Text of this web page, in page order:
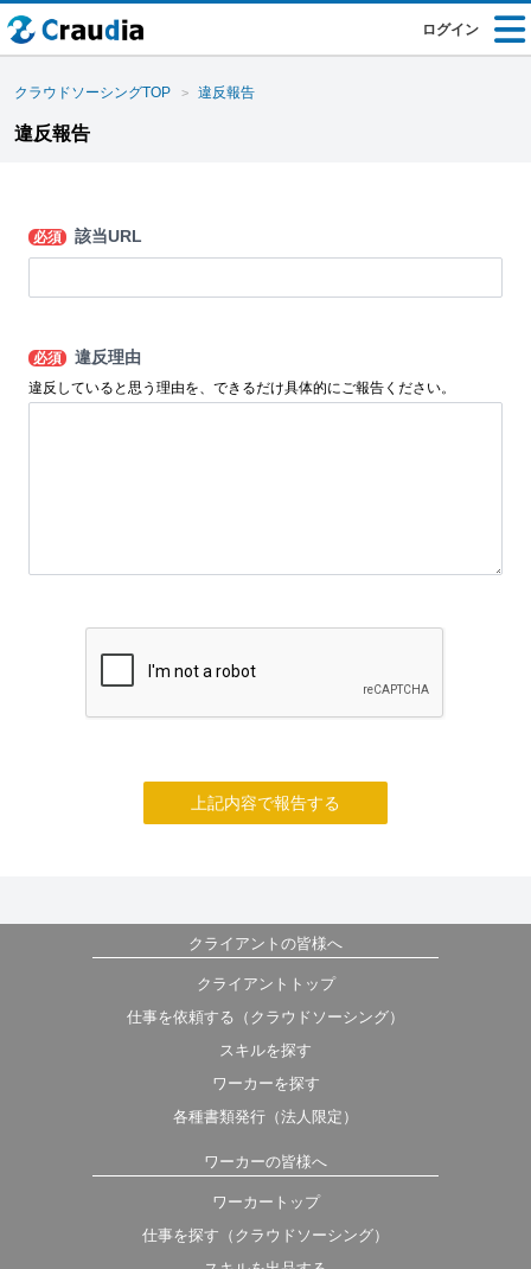
ログイン
クラウドソーシングTOP 違反報告
違反報告
必須 該当URL
必須 違反理由
違反していると思う理由を、できるだけ具体的にご報告ください。
上記内容で報告する
クライアントの皆様へ
クライアントトップ
仕事を依頼する（クラウドソーシング）
スキルを探す
ワーカーを探す
各種書類発行（法人限定）
ワーカーの皆様へ
ワーカートップ
仕事を探す（クラウドソーシング）